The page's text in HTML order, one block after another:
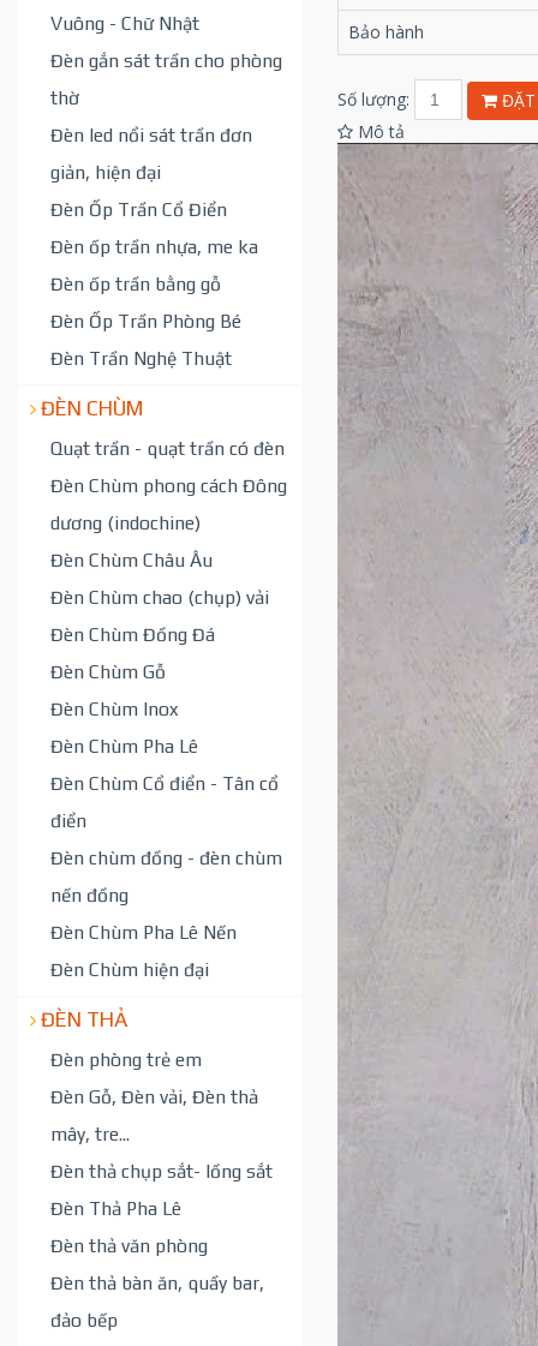
Vuông - Chữ Nhật
Đèn gắn sát trần cho phòng
thờ
Đèn led nổi sát trần đơn
giản, hiện đại
Đèn Ốp Trần Cổ Điển
Đèn ốp trần nhựa, me ka
Đèn ốp trần bằng gỗ
Đèn Ốp Trần Phòng Bé
Đèn Trần Nghệ Thuật
ĐÈN CHÙM
Quạt trần - quạt trần có đèn
Đèn Chùm phong cách Đông
dương (indochine)
Đèn Chùm Châu Âu
Đèn Chùm chao (chụp) vải
Đèn Chùm Đồng Đá
Đèn Chùm Gỗ
Đèn Chùm Inox
Đèn Chùm Pha Lê
Đèn Chùm Cổ điển - Tân cổ
điển
Đèn chùm đồng - đèn chùm
nến đồng
Đèn Chùm Pha Lê Nến
Đèn Chùm hiện đại
ĐÈN THẢ
Đèn phòng trẻ em
Đèn Gỗ, Đèn vải, Đèn thả
mây, tre...
Đèn thả chụp sắt- lồng sắt
Đèn Thả Pha Lê
Đèn thả văn phòng
Đèn thả bàn ăn, quầy bar,
đảo bếp
Bảo hành
Số lượng:
ĐẶT
Mô tả